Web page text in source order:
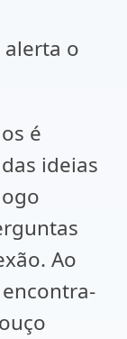
o
é
ideias
Ao